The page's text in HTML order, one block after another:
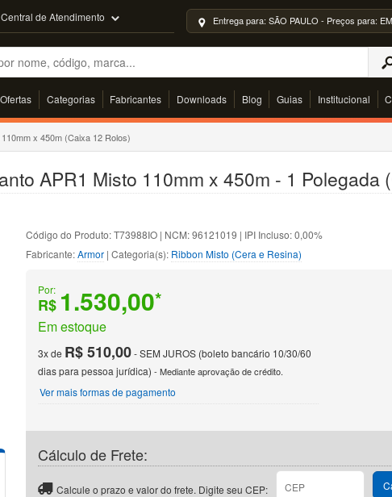
Central de Atendimento Entrega para: SÃO PAULO - Preços para:
Ofertas Categorias Fabricantes Downloads Blog Guias Institucional
x 450m (Caixa 12 Rolos)
APR1 Misto 110mm x 450m - 1 Polegada
Código do Produto: T73988IO | NCM: 96121019 | IPI Incluso: 0,00%
Fabricante:Armor | Categoria(s): Ribbon Misto (Cera e Resina)
Por:
R$ 1.530,00*
Em estoque
3x de R$ 510,00- SEM JUROS (boleto bancário 10/30/60
dias para pessoa jurídica) - Mediante aprovação de crédito.
Ver mais formas de pagamento
Cálculo de Frete:
Calcule o prazo e valor do frete. Digite seu CEP: